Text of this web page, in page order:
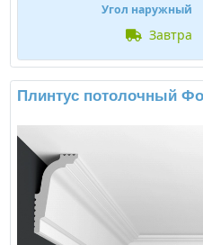
Угол наружный
завтра
Плинтус потолочный